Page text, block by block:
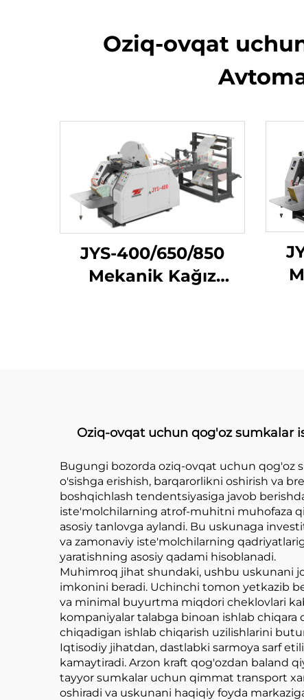
Oziq-ovqat
JYS-400/650/850
Mekanik Kağız
Oziq-ovqat uchun qog'oz sumkalar
Bugungi bozorda oziq-ovqat uchun qog'oz
o'sishga erishish, barqarorlikni oshirish va
boshqichlash tendentsiyasiga javob
iste'molchilarning atrof-muhitni muhofaza
asosiy tanlovga aylandi. Bu uskunaga
va zamonaviy iste'molchilarning
yaratishning asosiy qadami hisoblanadi.
Muhimroq jihat shundaki, ushbu uskunani
imkonini beradi. Uchinchi tomon yetkazib
va minimal buyurtma miqdori cheklovlari
kompaniyalar talabga binoan ishlab
chiqadigan ishlab chiqarish uzilishlarini
Iqtisodiy jihatdan, dastlabki sarmoya sarf
kamaytiradi. Arzon kraft qog'ozdan baland
tayyor sumkalar uchun qimmat transport
oshiradi va uskunani haqiqiy foyda